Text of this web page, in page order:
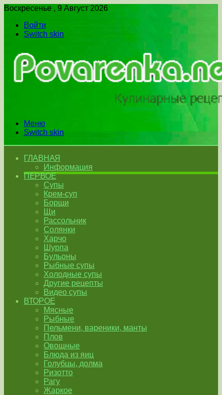
Воскресенье , 9 Август 2026
Войти
Switch skin
Меню
Switch skin
ГЛАВНАЯ
Информация
ПЕРВОЕ
Супы
Крем-суп
Борщи
Щи
Рассольник
Солянки
Харчо
Шурпа
Бульоны
Рыбные супы
Холодные супы
Другие рецепты
Видео супы
ВТОРОЕ
Мясные
Рыбные
Пельмени, вареники, манты
Плов
Овощные
Блюда из яиц
Голубцы, долма
Ризотто
Рагу
Жаркое